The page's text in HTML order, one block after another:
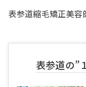
表参道縮毛矯正美容
表参道の”